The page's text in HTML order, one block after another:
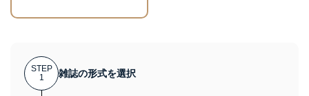
STEP
1
雑誌の形式を選択